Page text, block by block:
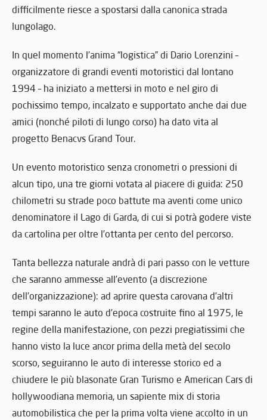
difficilmente riesce a spostarsi dalla canonica strada
lungolago.
In quel momento l’anima “logistica” di Dario Lorenzini –
organizzatore di grandi eventi motoristici dal lontano
1994 – ha iniziato a mettersi in moto e nel giro di
pochissimo tempo, incalzato e supportato anche dai due
amici (nonché piloti di lungo corso) ha dato vita al
progetto Benacvs Grand Tour.
Un evento motoristico senza cronometri o pressioni di
alcun tipo, una tre giorni votata al piacere di guida: 250
chilometri su strade poco battute ma aventi come unico
denominatore il Lago di Garda, di cui si potrà godere viste
da cartolina per oltre l’ottanta per cento del percorso.
Tanta bellezza naturale andrà di pari passo con le vetture
che saranno ammesse all’evento (a discrezione
dell’organizzazione): ad aprire questa carovana d’altri
tempi saranno le auto d’epoca costruite fino al 1975, le
regine della manifestazione, con pezzi pregiatissimi che
hanno visto la luce ancor prima della metà del secolo
scorso, seguiranno le auto di interesse storico ed a
chiudere le più blasonate Gran Turismo e American Cars di
hollywoodiana memoria, un sapiente mix di storia
automobilistica che per la prima volta viene accolto in un